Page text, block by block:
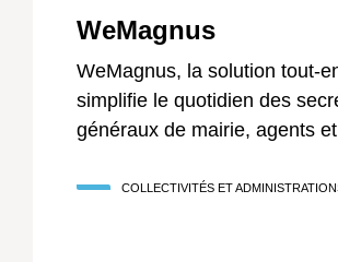
WeMagnus
WeMagnus, la solution tout-
simplifie le quotidien des
généraux de mairie, agents
COLLECTIVITÉS ET